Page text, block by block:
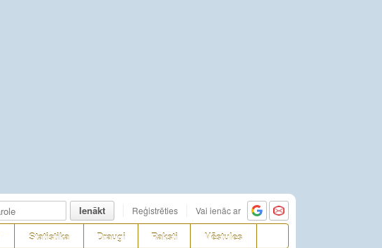
Ienākt Reģistrēties Vai ienāc ar
Statistika Draugi Raksti Vēstules